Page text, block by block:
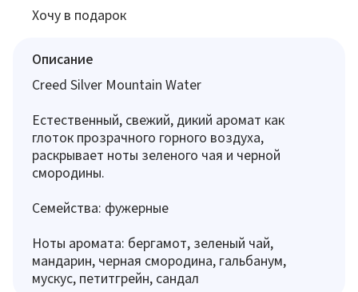
Хочу в подарок
Описание
Creed Silver Mountain Water
Естественный, свежий, дикий аромат как
глоток прозрачного горного воздуха,
раскрывает ноты зеленого чая и черной
смородины.
Семейства: фужерные
Ноты аромата: бергамот, зеленый чай,
мандарин, черная смородина, гальбанум,
мускус, петитгрейн, сандал